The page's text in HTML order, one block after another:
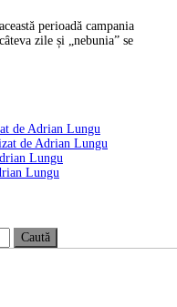
perioadă campania
zile și „nebunia” se
de Adrian Lungu
de Adrian Lungu
Lungu
Lungu